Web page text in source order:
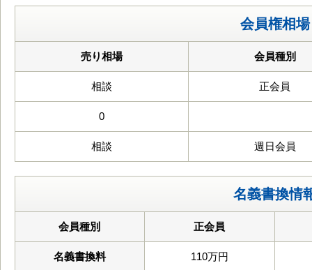
会員権相場
売り相場 会員種別
相談 正会員
0
相談 週日会員
名義書換情
会員種別 正会員
名義書換料 110万円